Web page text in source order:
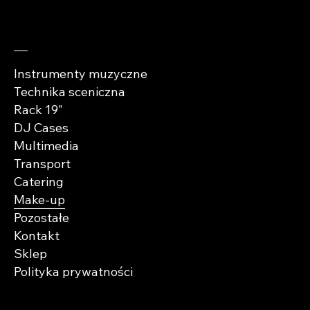
Instrumenty muzyczne
Technika sceniczna
Rack 19"
DJ Cases
Multimedia
Transport
Catering
Make-up
Pozostałe
Kontakt
Sklep
Polityka prywatności